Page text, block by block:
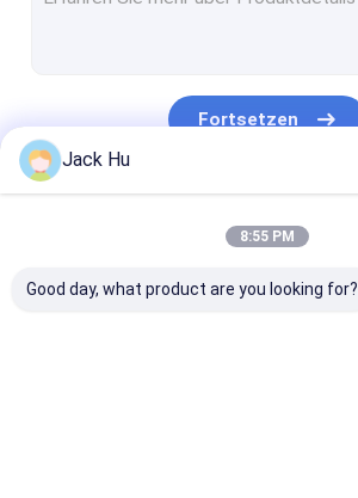
Flughafentransfer-Bus
Fortsetzen
Jack Hu
8:55 PM
Good day, what product are you looking for?